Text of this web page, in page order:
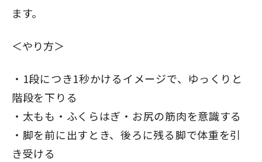
ます。
＜やり方＞
1段につき1秒かけるイメージで、ゆっくりと
階段を下りる
太もも・ふくらはぎ・お尻の筋肉を意識する
脚を前に出すとき、後ろに残る脚で体重を引
き受ける